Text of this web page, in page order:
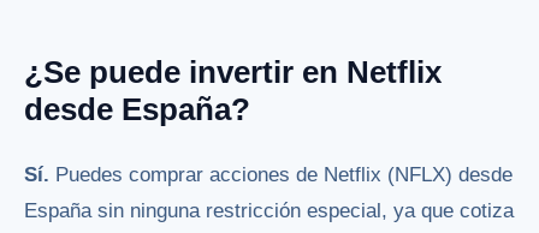
¿Se puede invertir en Netflix
desde España?
Sí. Puedes comprar acciones de Netflix (NFLX) desde
España sin ninguna restricción especial, ya que cotiza